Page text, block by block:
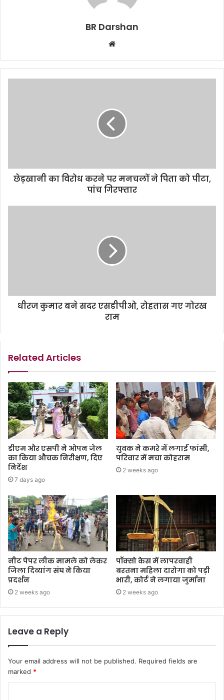
BR Darshan
b
s
e
छेड़खानी का विरोध करने पर मनचलों ने पिता को पीटा,
पांच गिरफ्तार
धीरज कुमार बने सदर एसडीपीओ, रोहतास गए गोरख
राम
Related Articles
डीएम और एसपी ने ओपन जेल
का किया औचक निरीक्षण, दिए
निर्देश
7 days ago
युवक ने कमरे में लगाईं फांसी,
परिवार में मचा कोहराम
2 weeks ago
नीट पेपर लीक मामले को लेकर
जिला दिव्यांग संघ ने किया
प्रदर्शन
2 weeks ago
पॉक्सो केस में लापरवाही
बरतना महिला दारोगा को पड़ी
भारी, कोर्ट ने लगाया जुर्माना
2 weeks ago
Leave a Reply
Your email address will not be published. Required fields are
marked *